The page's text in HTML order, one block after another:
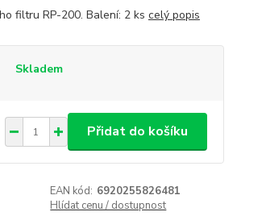
filtru RP-200. Balení: 2 ks celý popis
Skladem
Přidat do košíku
EAN kód: 6920255826481
Hlídat cenu / dostupnost